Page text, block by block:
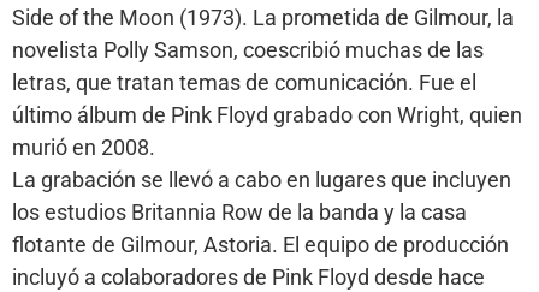
Side of the Moon (1973). La prometida de Gilmour, la
novelista Polly Samson, coescribió muchas de las
letras, que tratan temas de comunicación. Fue el
último álbum de Pink Floyd grabado con Wright, quien
murió en 2008.
La grabación se llevó a cabo en lugares que incluyen
los estudios Britannia Row de la banda y la casa
flotante de Gilmour, Astoria. El equipo de producción
incluyó a colaboradores de Pink Floyd desde hace